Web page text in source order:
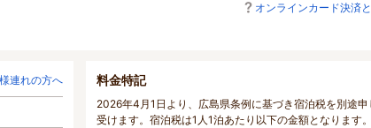
オンラインカード決済
連れの方へ 料金特記
2026年4月1日より、広島県条例に基づき宿泊税を別途申
受けます。宿泊税は1人1泊あたり以下の金額となります